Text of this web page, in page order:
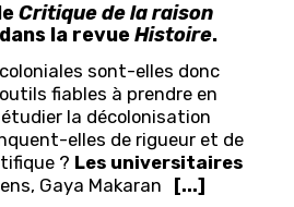
Critique de la raison
dans la revueHistoire.
sont-elles donc
fiables à prendre en
la décolonisation
elles de rigueur et de
? Les universitaires
Gaya Makaran
[...]